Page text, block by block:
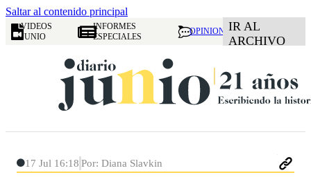
Saltar al contenido principal
VIDEOS
JUNIO
INFORMES
ESPECIALES
OPINION IR AL
ARCHIVO
17 Jul 16:18 Por: Diana Slavkin